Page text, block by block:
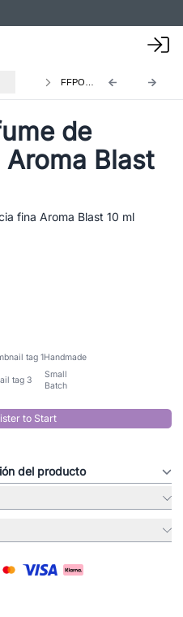
FFPO-13
de
Blast
Handmade
Small
Batch
to Start
del producto